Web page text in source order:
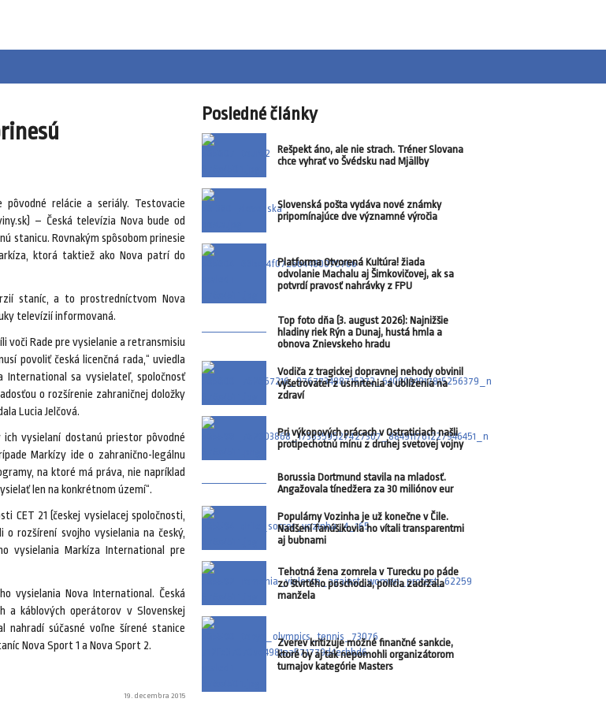
relácie a seriály. Testovacie
– Česká televízia Nova bude od
stanicu. Rovnakým spôsobom prinesie
ktorá taktiež ako Nova patrí do
staníc, a to prostredníctvom Nova
televízií informovaná.
voči Rade pre vysielanie a retransmisiu
povoliť česká licenčná rada,“ uviedla
International sa vysielateľ, spoločnosť
o rozšírenie zahraničnej doložky
Lucia Jelčová.
vysielaní dostanú priestor pôvodné
Markízy ide o zahranično-legálnu
na ktoré má práva, nie napríklad
len na konkrétnom území“.
CET 21 (českej vysielacej spoločnosti,
rozšírení svojho vysielania na český,
vysielania Markíza International pre
vysielania Nova International. Česká
káblových operátorov v Slovenskej
nahradí súčasné voľne šírené stanice
Nova Sport 1 a Nova Sport 2.
19. decembra 2015
Posledné články
Rešpekt áno, ale nie strach. Tréner Slovana
chce vyhrať vo Švédsku nad Mjällby
Slovenská pošta vydáva nové známky
pripomínajúce dve významné výročia
Platforma Otvorená Kultúra! žiada
odvolanie Machalu aj Šimkovičovej, ak sa
potvrdí pravosť nahrávky z FPU
Top foto dňa (3. august 2026): Najnižšie
hladiny riek Rýn a Dunaj, hustá hmla a
obnova Znievskeho hradu
Vodiča z tragickej dopravnej nehody obvinil
vyšetrovateľ z usmrtenia a ublíženia na
zdraví
Pri výkopových prácach v Ostraticiach našli
protipechotnú mínu z druhej svetovej vojny
Borussia Dortmund stavila na mladosť.
Angažovala tínedžera za 30 miliónov eur
Populárny Vozinha je už konečne v Čile.
Nadšení fanúšikovia ho vítali transparentmi
aj bubnami
Tehotná žena zomrela v Turecku po páde
zo štvrtého poschodia, polícia zadržala
manžela
Zverev kritizuje možné finančné sankcie,
ktoré by aj tak nepomohli organizátorom
turnajov kategórie Masters